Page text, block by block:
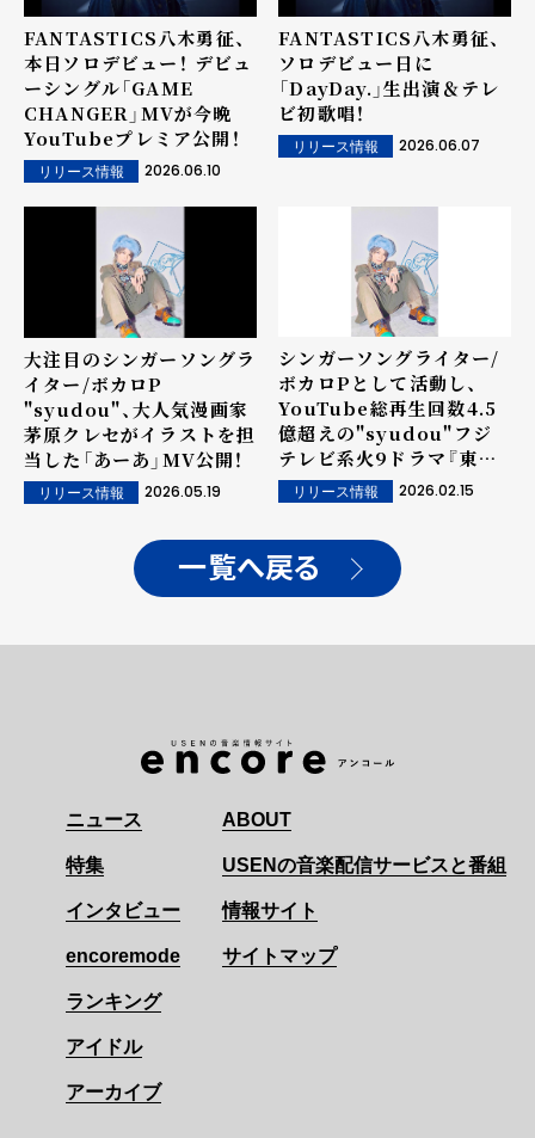
FANTASTICS八木勇征、
本日ソロデビュー！ デビュ
ーシングル「GAME
CHANGER」MVが今晩
YouTubeプレミア公開！
リリース情報 2026.06.10
FANTASTICS八木勇征、
ソロデビュー日に
「DayDay.」生出演＆テレ
ビ初歌唱！
リリース情報 2026.06.07
大注目のシンガーソングラ
イター/ボカロP
"syudou"、大人気漫画家
茅原クレセがイラストを担
当した「あーあ」MV公開！
リリース情報 2026.05.19
シンガーソングライター/
ボカロPとして活動し、
YouTube総再生回数4.5
億超えの"syudou"フジ
テレビ系火9ドラマ『東京
P.D. 警視庁広報２係』オ
ープニング主題歌「暴露」
MV公開！
リリース情報 2026.02.15
一覧へ戻る
ニュース
特集
インタビュー
encoremode
ランキング
アイドル
アーカイブ
ABOUT
USENの音楽配信サービスと番組
情報サイト
サイトマップ